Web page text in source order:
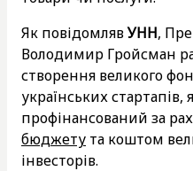
Як повідомлявУНН,
Володимир Гройсман
створення великого
українських
профінансований за
бюджету та коштом
інвесторів.